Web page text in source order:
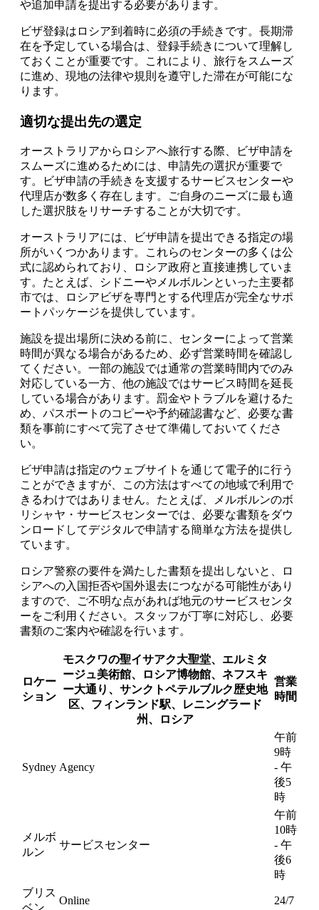
や追加申請を提出する必要があります。
ビザ登録はロシア到着時に必須の手続きです。長期滞
在を予定している場合は、登録手続きについて理解し
ておくことが重要です。これにより、旅行をスムーズ
に進め、現地の法律や規則を遵守した滞在が可能にな
ります。
適切な提出先の選定
オーストラリアからロシアへ旅行する際、ビザ申請を
スムーズに進めるためには、申請先の選択が重要で
す。ビザ申請の手続きを支援するサービスセンターや
代理店が数多く存在します。ご自身のニーズに最も適
した選択肢をリサーチすることが大切です。
オーストラリアには、ビザ申請を提出できる指定の場
所がいくつかあります。これらのセンターの多くは公
式に認められており、ロシア政府と直接連携していま
す。たとえば、シドニーやメルボルンといった主要都
市では、ロシアビザを専門とする代理店が完全なサポ
ートパッケージを提供しています。
施設を提出場所に決める前に、センターによって営業
時間が異なる場合があるため、必ず営業時間を確認し
てください。一部の施設では通常の営業時間内でのみ
対応している一方、他の施設ではサービス時間を延長
している場合があります。罰金やトラブルを避けるた
め、パスポートのコピーや予約確認書など、必要な書
類を事前にすべて完了させて準備しておいてくださ
い。
ビザ申請は指定のウェブサイトを通じて電子的に行う
ことができますが、この方法はすべての地域で利用で
きるわけではありません。たとえば、メルボルンのボ
リシャヤ・サービスセンターでは、必要な書類をダウ
ンロードしてデジタルで申請する簡単な方法を提供し
ています。
ロシア警察の要件を満たした書類を提出しないと、ロ
シアへの入国拒否や国外退去につながる可能性があり
ますので、ご不明な点があれば地元のサービスセンタ
ーをご利用ください。スタッフが丁寧に対応し、必要
書類のご案内や確認を行います。
ロケー
ション
モスクワの聖イサアク大聖堂、エルミタ
ージュ美術館、ロシア博物館、ネフスキ
ー大通り、サンクトペテルブルク歴史地
区、フィンランド駅、レニングラード
州、ロシア
営業
時間
Sydney Agency
午前
9時
- 午
後5
時
メルボ
ルン
サービスセンター
午前
10時
- 午
後6
時
ブリス
Online 24/7